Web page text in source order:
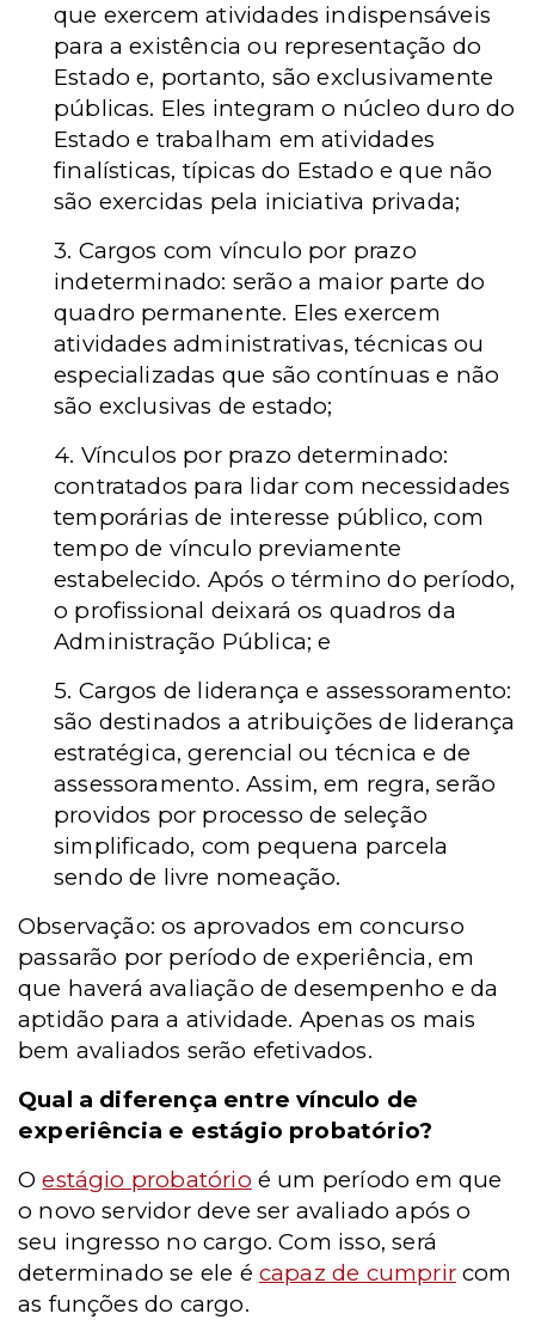
que exercem atividades indispensáveis
para a existência ou representação do
Estado e, portanto, são exclusivamente
públicas. Eles integram o núcleo duro do
Estado e trabalham em atividades
finalísticas, típicas do Estado e que não
são exercidas pela iniciativa privada;
3. Cargos com vínculo por prazo
indeterminado: serão a maior parte do
quadro permanente. Eles exercem
atividades administrativas, técnicas ou
especializadas que são contínuas e não
são exclusivas de estado;
4. Vínculos por prazo determinado:
contratados para lidar com necessidades
temporárias de interesse público, com
tempo de vínculo previamente
estabelecido. Após o término do período,
o profissional deixará os quadros da
Administração Pública; e
5. Cargos de liderança e assessoramento:
são destinados a atribuições de liderança
estratégica, gerencial ou técnica e de
assessoramento. Assim, em regra, serão
providos por processo de seleção
simplificado, com pequena parcela
sendo de livre nomeação.
Observação: os aprovados em concurso
passarão por período de experiência, em
que haverá avaliação de desempenho e da
aptidão para a atividade. Apenas os mais
bem avaliados serão efetivados.
Qual a diferença entre vínculo de
experiência e estágio probatório?
Oestágio probatório é um período em que
o novo servidor deve ser avaliado após o
seu ingresso no cargo. Com isso, será
determinado se ele é capaz de cumprircom
as funções do cargo.